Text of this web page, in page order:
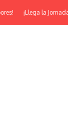
¡Llega la Jornada